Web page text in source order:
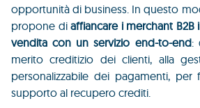
opportunità di business. In questo
propone di affiancare i merchant
vendita con un servizio end-to-end:
merito creditizio dei clienti, alla
personalizzabile dei pagamenti, per
supporto al recupero crediti.